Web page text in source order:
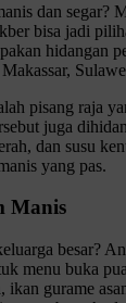
dan segar?
bisa jadi
hidangan
pisang raja
juga
dan susu
yang pas.
Manis
besar?
menu buka
ikan gurame